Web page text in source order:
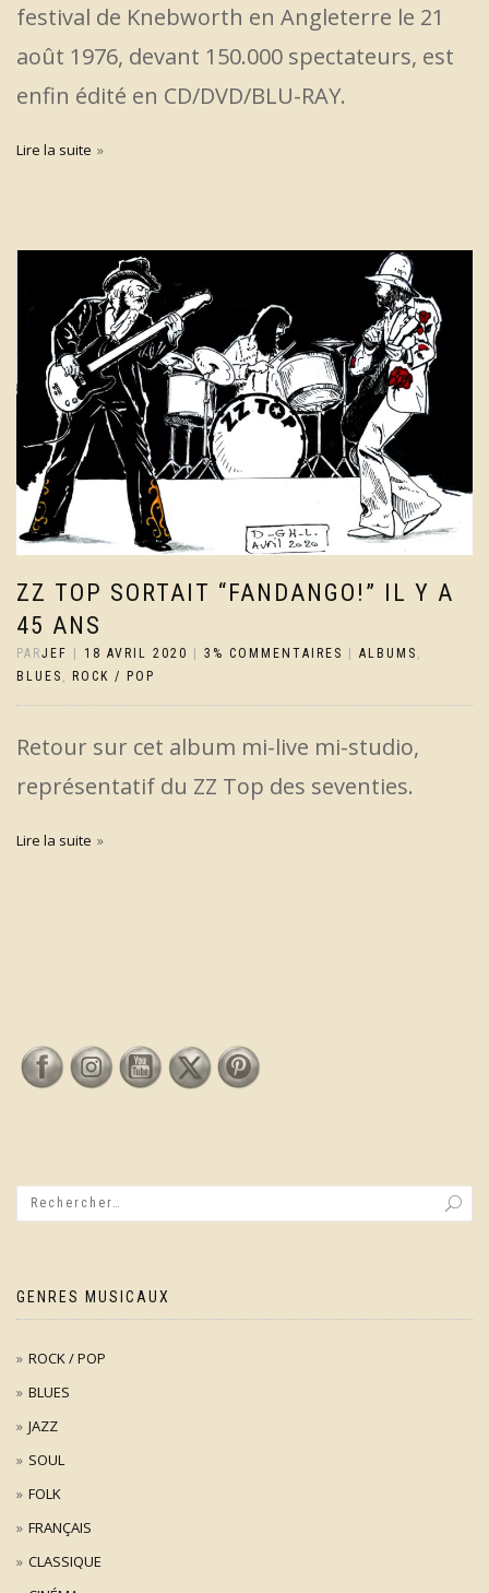
festival de Knebworth en Angleterre le 21
août 1976, devant 150.000 spectateurs, est
enfin édité en CD/DVD/BLU-RAY.
Lire la suite
ZZ TOP SORTAIT “FANDANGO!” IL Y A
45 ANS
PARJEF | 18 AVRIL 2020 | 3% COMMENTAIRES | ALBUMS
BLUES
ROCK / POP
Retour sur cet album mi-live mi-studio,
représentatif du ZZ Top des seventies.
Lire la suite
GENRES MUSICAUX
ROCK / POP
BLUES
JAZZ
SOUL
FOLK
FRANÇAIS
CLASSIQUE